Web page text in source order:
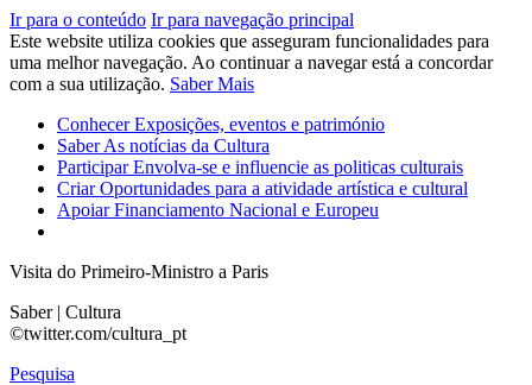
Ir para o conteúdo Ir para navegação principal
Este website utiliza cookies que asseguram funcionalidades para
uma melhor navegação. Ao continuar a navegar está a concordar
com a sua utilização. Saber Mais
ConhecerExposições, eventos e património
SaberAs notícias da Cultura
ParticiparEnvolva-se e influencie as politicas culturais
CriarOportunidades para a atividade artística e cultural
ApoiarFinanciamento Nacional e Europeu
Visita do Primeiro-Ministro a Paris
Saber | Cultura
©twitter.com/cultura_pt
Pesquisa